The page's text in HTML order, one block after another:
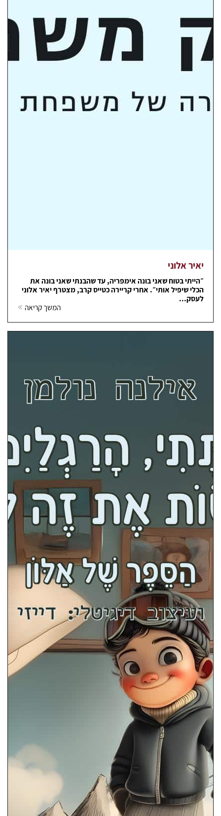
יאיר אלוני
״הייתי בטוח שאני בונה אימפריה, עד שהבנתי שאני בונה את
הכלי שיפיל אותי״. אחרי קריירה כטייס קרב, מצטרף יאיר אלוני
לעסק...
המשך קריאה